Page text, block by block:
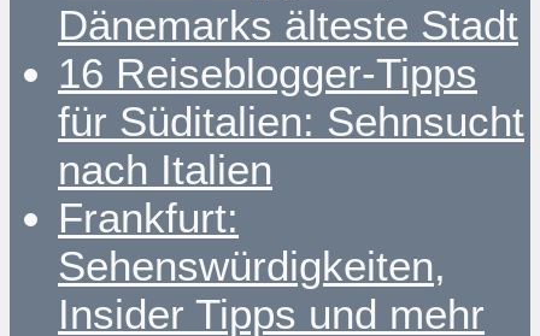
Dänemarks älteste Stadt
16 Reiseblogger-Tipps
für Süditalien: Sehnsucht
nach Italien
Frankfurt:
Sehenswürdigkeiten,
Insider Tipps und mehr